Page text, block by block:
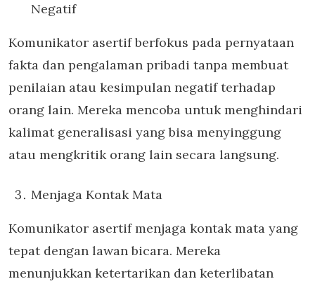
Negatif
Komunikator asertif berfokus pada pernyataan
fakta dan pengalaman pribadi tanpa membuat
penilaian atau kesimpulan negatif terhadap
orang lain. Mereka mencoba untuk menghindari
kalimat generalisasi yang bisa menyinggung
atau mengkritik orang lain secara langsung.
Menjaga Kontak Mata
Komunikator asertif menjaga kontak mata yang
tepat dengan lawan bicara. Mereka
menunjukkan ketertarikan dan keterlibatan